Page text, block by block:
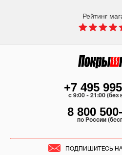
Рейтинг
+7 495
c 9:00 - 21:00 (без
8 800
по России
ПОДПИШИТЕСЬ